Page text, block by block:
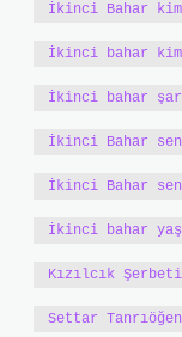
İkinci Bahar
İkinci bahar
İkinci bahar
İkinci Bahar
İkinci Bahar
İkinci bahar
Kızılcık
Settar